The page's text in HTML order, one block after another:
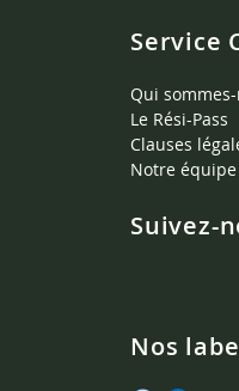
Service
Qui
Le Rési-Pass
Clauses
Notre équipe
Suivez-
Nos